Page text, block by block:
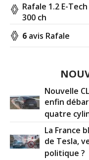
Rafale 1.2 E-
300 ch
6 avis Rafale
Nouvelle
enfin
quatre
La France
de Tesla,
politique ?